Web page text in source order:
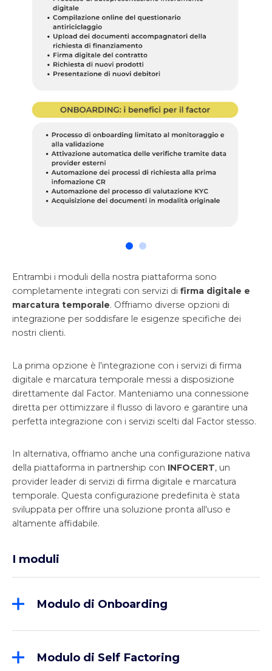
Entrambi i moduli della nostra piattaforma sono
completamente integrati con servizi di firma digitale e
marcatura temporale. Offriamo diverse opzioni di
integrazione per soddisfare le esigenze specifiche dei
nostri clienti.
La prima opzione è l'integrazione con i servizi di firma
digitale e marcatura temporale messi a disposizione
direttamente dal Factor. Manteniamo una connessione
diretta per ottimizzare il flusso di lavoro e garantire una
perfetta integrazione con i servizi scelti dal Factor stesso.
In alternativa, offriamo anche una configurazione nativa
della piattaforma in partnership con INFOCERT, un
provider leader di servizi di firma digitale e marcatura
temporale. Questa configurazione predefinita è stata
sviluppata per offrire una soluzione pronta all'uso e
altamente affidabile.
I moduli
Modulo di Onboarding
finalizzati alla fase di pre-istruttoria, oltre che alla
Modulo di Self Factoring